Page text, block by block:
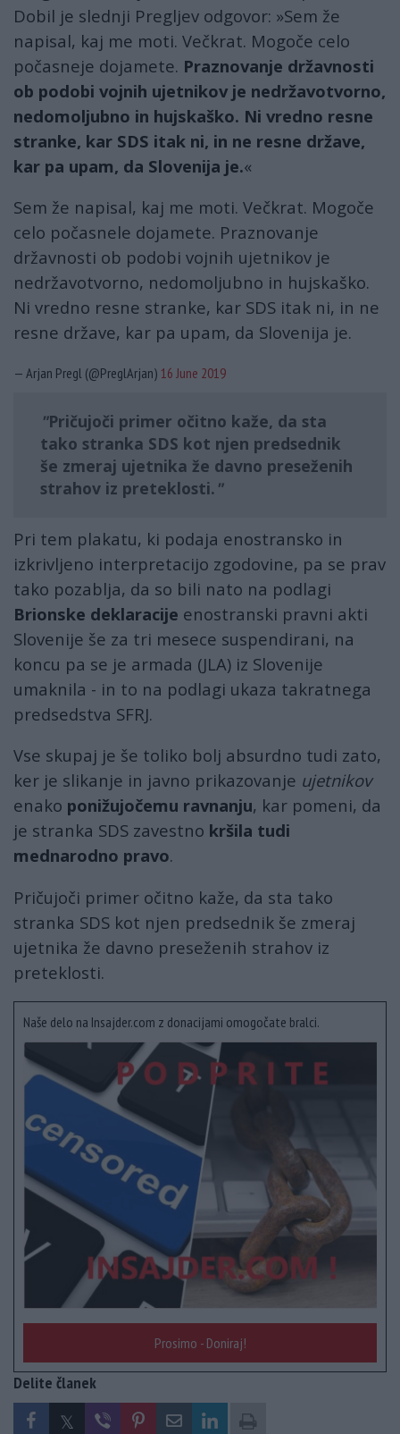
Dobil je slednji Pregljev odgovor: »Sem že
napisal, kaj me moti. Večkrat. Mogoče celo
počasneje dojamete. Praznovanje državnosti
ob podobi vojnih ujetnikov je nedržavotvorno,
nedomoljubno in hujskaško. Ni vredno resne
stranke, kar SDS itak ni, in ne resne države,
kar pa upam, da Slovenija je.«
Sem že napisal, kaj me moti. Večkrat. Mogoče
celo počasnele dojamete. Praznovanje
državnosti ob podobi vojnih ujetnikov je
nedržavotvorno, nedomoljubno in hujskaško.
Ni vredno resne stranke, kar SDS itak ni, in ne
resne države, kar pa upam, da Slovenija je.
— Arjan Pregl (@PreglArjan) 16 June 2019
Pričujoči primer očitno kaže, da sta
tako stranka SDS kot njen predsednik
še zmeraj ujetnika že davno preseženih
strahov iz preteklosti.
Pri tem plakatu, ki podaja enostransko in
izkrivljeno interpretacijo zgodovine, pa se prav
tako pozablja, da so bili nato na podlagi
Brionske deklaracije enostranski pravni akti
Slovenije še za tri mesece suspendirani, na
koncu pa se je armada (JLA) iz Slovenije
umaknila - in to na podlagi ukaza takratnega
predsedstva SFRJ.
Vse skupaj je še toliko bolj absurdno tudi zato,
ker je slikanje in javno prikazovanje ujetnikov
enako ponižujočemu ravnanju, kar pomeni, da
je stranka SDS zavestno kršila tudi
mednarodno pravo.
Pričujoči primer očitno kaže, da sta tako
stranka SDS kot njen predsednik še zmeraj
ujetnika že davno preseženih strahov iz
preteklosti.
Naše delo na Insajder.com z donacijami omogočate bralci.
Prosimo - Doniraj!
Delite članek